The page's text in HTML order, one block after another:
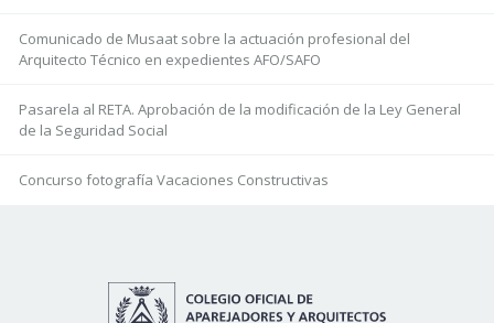
Comunicado de Musaat sobre la actuación profesional del
Arquitecto Técnico en expedientes AFO/SAFO
Pasarela al RETA. Aprobación de la modificación de la Ley General
de la Seguridad Social
Concurso fotografía Vacaciones Constructivas